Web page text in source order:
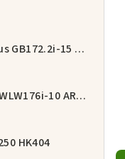
Buderus Logamax plus GB172.2i-15 + magnetický odkalovač
Buderus Logatherm WLW176i-10 AR T180 set
HK404